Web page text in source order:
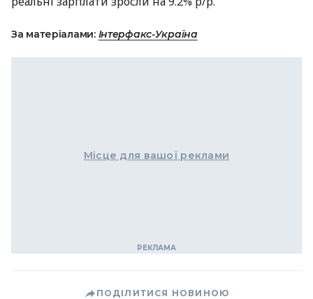
За матеріалами: Інтерфакс-Україна
Місце для вашої реклами
ПОДІЛИТИСЯ НОВИНОЮ